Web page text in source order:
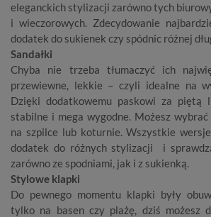
eleganckich stylizacji zarówno tych
i wieczorowych. Zdecydowanie
dodatek do sukienek czy spódnic różnej
Sandałki
Chyba nie trzeba tłumaczyć ich
przewiewne, lekkie – czyli idealne na
Dzięki dodatkowemu paskowi za piętą
stabilne i mega wygodne. Możesz wybrać
na szpilce lub koturnie. Wszystkie
dodatek do różnych stylizacji i
zarówno ze spodniami, jak i z sukienką.
Stylowe klapki
Do pewnego momentu klapki były
tylko na basen czy plażę, dziś możesz